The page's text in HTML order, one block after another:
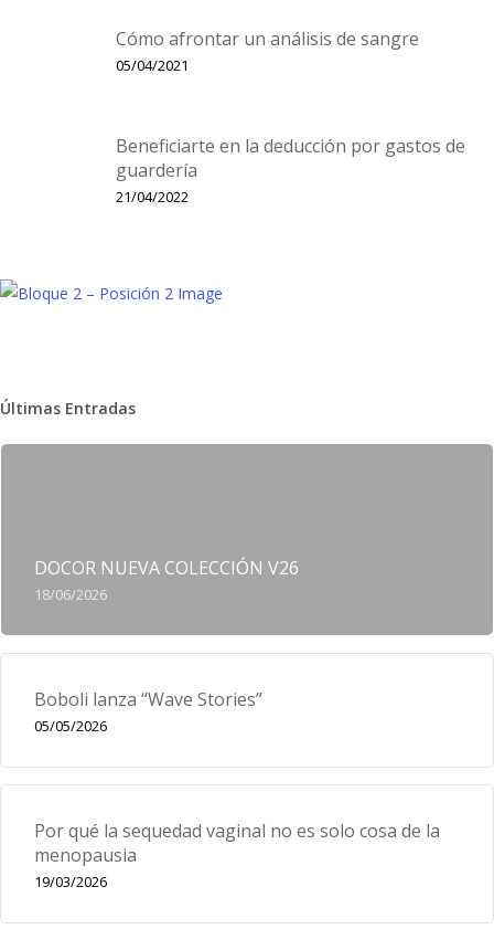
Cómo afrontar un análisis de sangre
05/04/2021
Beneficiarte en la deducción por gastos de
guardería
21/04/2022
Últimas Entradas
DOCOR NUEVA COLECCIÓN V26
18/06/2026
Boboli lanza “Wave Stories”
05/05/2026
Por qué la sequedad vaginal no es solo cosa de la
menopausia
19/03/2026